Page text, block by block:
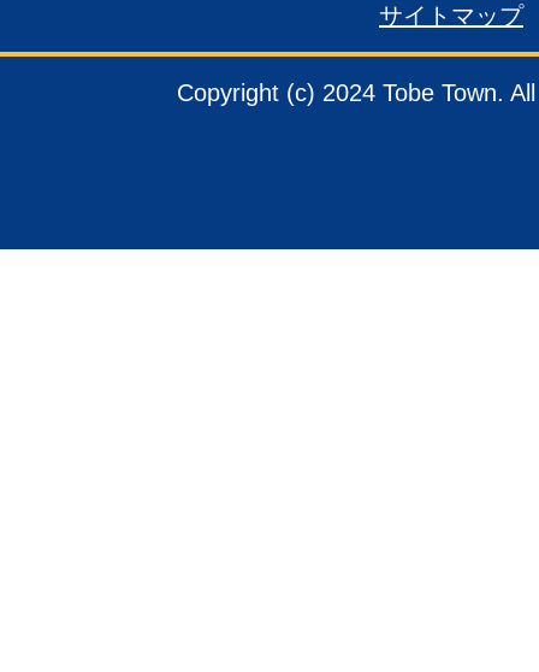
サイトマップ
Copyright (c) 2024 Tobe Town.